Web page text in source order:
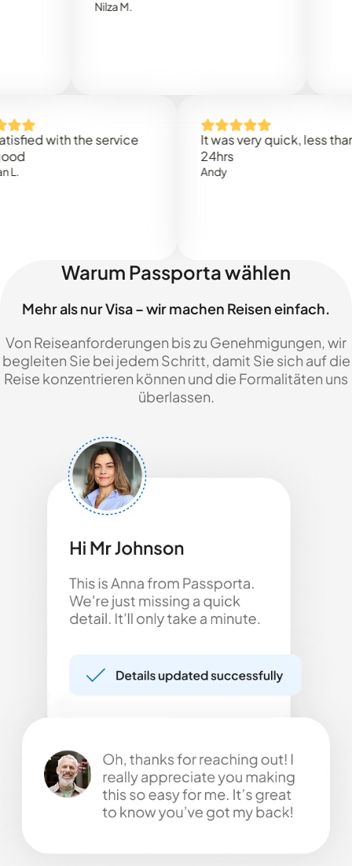
with the service
It was very quick, less than
Warum Passporta wählen
Mehr als nur Visa – wir machen Reisen einfach.
Von Reiseanforderungen bis zu Genehmigungen, wir
begleiten Sie bei jedem Schritt, damit Sie sich auf die
Reise konzentrieren können und die Formalitäten uns
überlassen.